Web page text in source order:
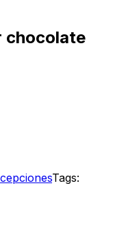
chocolate
Tags: